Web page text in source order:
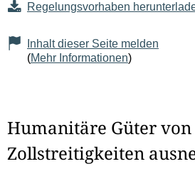
Regelungsvorhaben
Inhalt dieser Seite melden
(Mehr Informationen)
Humanitäre Güter von
Zollstreitigkeiten